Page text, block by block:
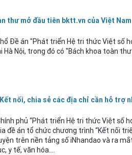
thư mở đầu tiên bktt.vn của Việt Nam
Đề án "Phát triển Hệ tri thức Việt số
HàNội, trong đó có "Bách khoa toàn
nối, chia sẻ các địa chỉ cần hỗ trợ
phủ “Phát triển Hệ tri thức Việt số
đề án tổ chức chương trình “Kết nối
trên nền tảng số iNhandao và ra
y tế, văn hóa....